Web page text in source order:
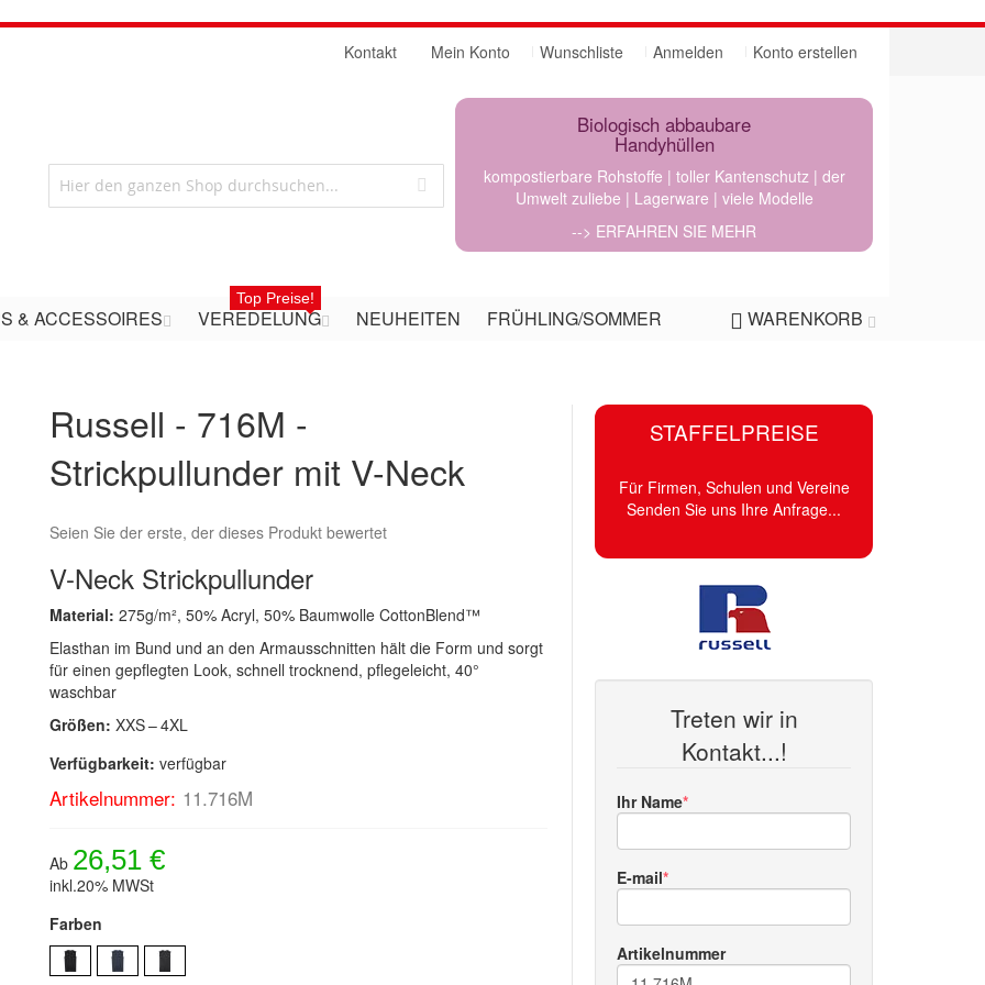
Mein Konto Wunschliste Anmelden Konto erstellen
Kontakt
Biologisch abbaubare
Handyhüllen
kompostierbare Rohstoffe | toller Kantenschutz | der
Umwelt zuliebe | Lagerware | viele Modelle
--> ERFAHREN SIE MEHR
WARENKORB
& ACCESSOIRES VEREDELUNG
Top Preise!
NEUHEITEN FRÜHLING/SOMMER
Russell - 716M -
Strickpullunder mit V-Neck
Seien Sie der erste, der dieses Produkt bewertet
V-Neck Strickpullunder
Material: 275g/m², 50% Acryl, 50% Baumwolle CottonBlend™
Elasthan im Bund und an den Armausschnitten hält die Form und sorgt
für einen gepflegten Look, schnell trocknend, pflegeleicht, 40°
waschbar
Größen: XXS – 4XL
Verfügbarkeit: verfügbar
Artikelnummer: 11.716M
Ab 26,51 €
inkl.20% MWSt
Farben
STAFFELPREISE
Für Firmen, Schulen und Vereine
Senden Sie uns Ihre Anfrage...
Treten wir in
Kontakt...!
Ihr Name
E-mail
Artikelnummer